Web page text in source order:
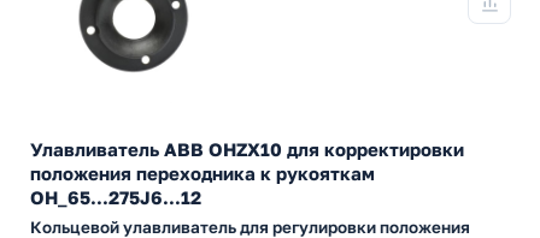
Улавливатель ABB OHZX10 для корректировки
положения переходника к рукояткам
OH_65...275J6...12
Кольцевой улавливатель для регулировки положения